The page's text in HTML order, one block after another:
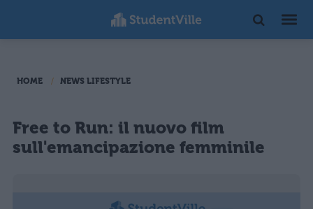
HOME NEWS LIFESTYLE
Free to Run: il nuovo film
sull'emancipazione femminile